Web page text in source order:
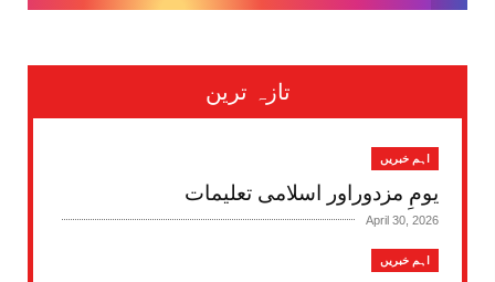
تازہ ترین
اہم خبریں
یومِ مزدوراور اسلامی تعلیمات
April 30, 2026
اہم خبریں